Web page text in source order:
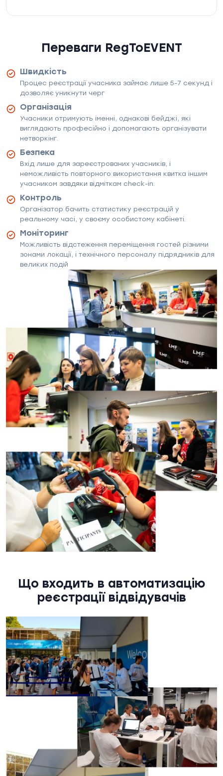
Переваги RegToEVENT
Швидкість
Процес реєстрації учасника займає лише 5-7 секунд і
дозволяє уникнути черг
Організація
Учасники отримують іменні, однакові бейджі, які
виглядають професійно і допомагають організувати
нетворкінг.
Безпека
Вхід лише для зареєстрованих учасників, і
неможливість повторного використання квитка іншим
учасником завдяки відміткам check-in.
Контроль
Організатор бачить статистику реєстрацій у
реальному часі, у своєму особистому кабінеті.
Моніторинг
Можливість відстеження переміщення гостей різними
зонами локації, і технічного персоналу підрядників для
великих подій
Що входить в автоматизацію
реєстрації відвідувачів